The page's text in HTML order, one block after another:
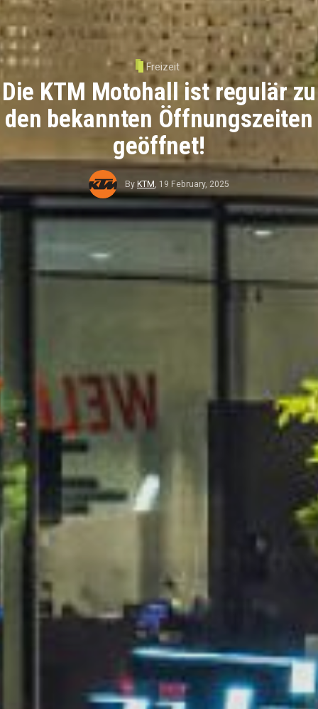
Freizeit
Die KTM Motohall ist regulär zu
den bekannten Öffnungszeiten
geöffnet!
By KTM , 19 February, 2025